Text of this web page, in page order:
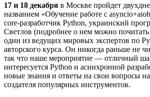
17 и 18 декабря в Москве пройдет
названием «Обучение работе с
core-разработчик Python, украинский
Светлов (подробнее о нем можно почитать
один из ведущих мировых экспертов по
авторского курса. Он никогда раньше не
так что наше мероприятие — отличный
интересуется Python и асинхронной
новые знания и ответы на свои вопросы
создателя популярных инструментов.